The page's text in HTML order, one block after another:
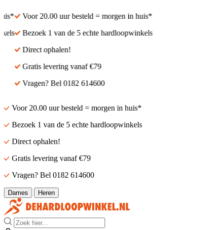
Voor 20.00 uur besteld = morgen in huis*
Bezoek 1 van de 5 echte hardloopwinkels
Direct ophalen!
Gratis levering vanaf €79
Vragen? Bel 0182 614600
Voor 20.00 uur besteld = morgen in huis*
Bezoek 1 van de 5 echte hardloopwinkels
Direct ophalen!
Gratis levering vanaf €79
Vragen? Bel 0182 614600
Dames Heren
Zoek